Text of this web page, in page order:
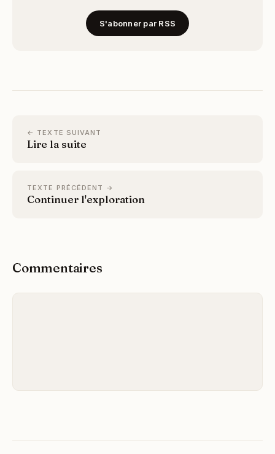
S'abonner par RSS
← TEXTE SUIVANT
Lire la suite
TEXTE PRÉCÉDENT →
Continuer l'exploration
Commentaires